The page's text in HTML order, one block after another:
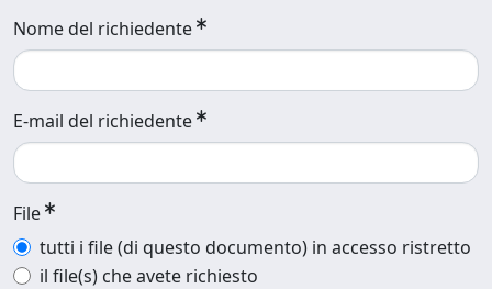
Nome del richiedente
E-mail del richiedente
File
tutti i file (di questo documento) in accesso ristretto
il file(s) che avete richiesto